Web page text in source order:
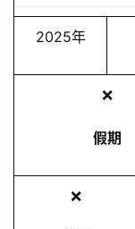
2025年
❌
假期
❌